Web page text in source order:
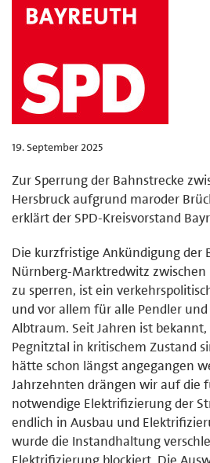
19. September 2025
Zur Sperrung der Bahnstrecke
Hersbruck aufgrund maroder
erklärt der SPD-Kreisvorstand
Die kurzfristige Ankündigung der
Nürnberg-Marktredwitz zwischen
zu sperren, ist ein
und vor allem für alle Pendler
Albtraum. Seit Jahren ist bekannt,
Pegnitztal in kritischem Zustand
hätte schon längst angegangen
Jahrzehnten drängen wir auf die
notwendige Elektrifizierung der
endlich in Ausbau und
wurde die Instandhaltung
Elektrifizierung blockiert. Die